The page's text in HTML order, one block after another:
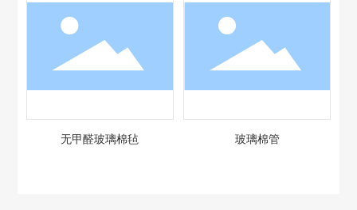
无甲醛玻璃棉毡 玻璃棉管